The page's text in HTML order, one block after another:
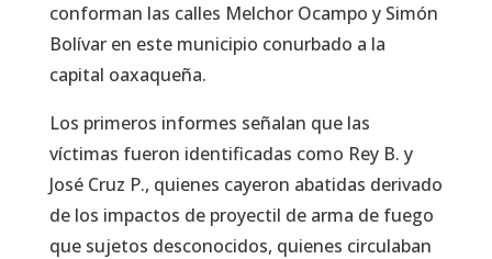
conforman las calles Melchor Ocampo y Simón
Bolívar en este municipio conurbado a la
capital oaxaqueña.
Los primeros informes señalan que las
víctimas fueron identificadas como Rey B. y
José Cruz P., quienes cayeron abatidas derivado
de los impactos de proyectil de arma de fuego
que sujetos desconocidos, quienes circulaban